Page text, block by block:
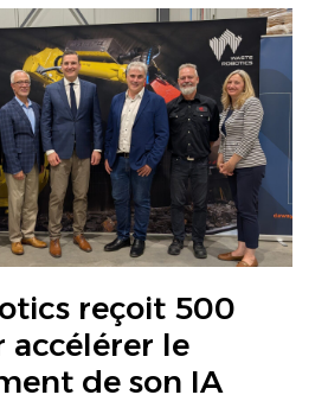
reçoit 500
le
de son IA